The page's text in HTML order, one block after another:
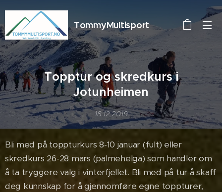
TommyMultisport
Topptur og skredkurs i
Jotunheimen
18.12.2019
Bli med på toppturkurs 8-10 januar (fult) eller
skredkurs 26-28 mars (palmehelga) som handler om
å ta tryggere valg i vinterfjellet. Bli med på tur å skaff
deg kunnskap for å gjennomføre egne toppturer,